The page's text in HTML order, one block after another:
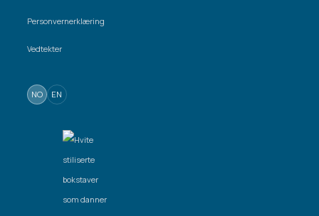
Personvernerklæring
Vedtekter
NO EN